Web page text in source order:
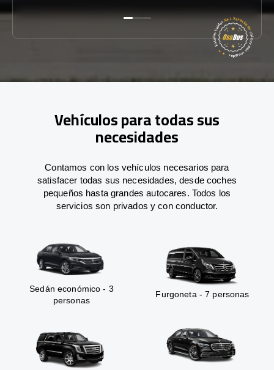
Vehículos para todas sus
necesidades
Contamos con los vehículos necesarios para
satisfacer todas sus necesidades, desde coches
pequeños hasta grandes autocares. Todos los
servicios son privados y con conductor.
Sedán económico - 3
personas
Furgoneta - 7 personas